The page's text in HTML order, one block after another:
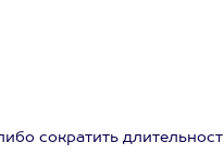
сократить